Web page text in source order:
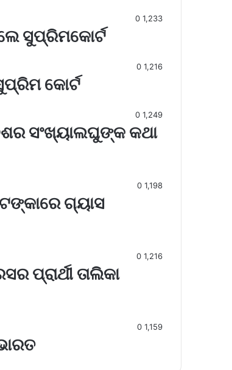
0 1,233
ସୁପ୍ରିମକୋର୍ଟ
0 1,216
କୋର୍ଟ
0 1,249
ସଂଖ୍ୟାଲଘୁଙ୍କ କଥା
0 1,198
ଗ୍ୟାସ
0 1,216
ପ୍ରାର୍ଥୀ ତାଲିକା
0 1,159